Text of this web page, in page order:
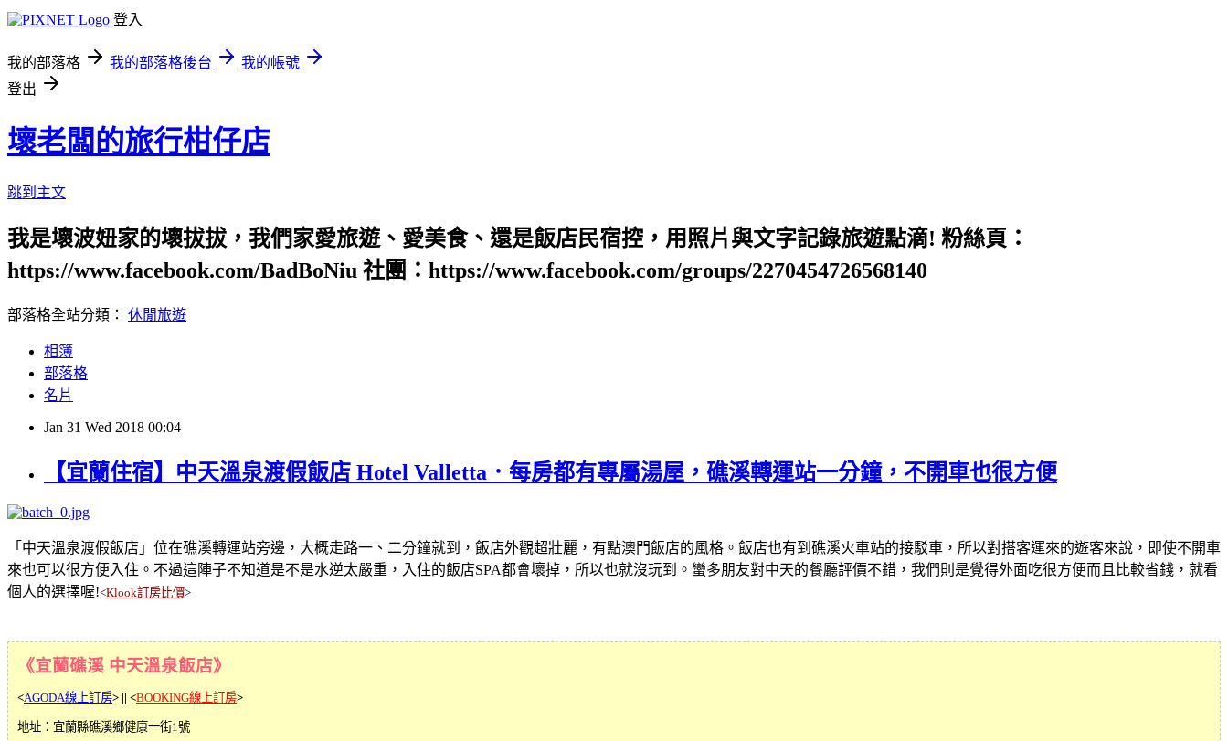
登入
我的部落格 我的部落格後台
我的帳號
登出
壞老闆的旅行柑仔店
跳到主文
我是壞波妞家的壞拔拔，我們家愛旅遊、愛美食、還是飯店民宿控，用照片與文字記錄旅遊點滴! 粉絲頁：
https://www.facebook.com/BadBoNiu 社團：https://www.facebook.com/groups/2270454726568140
部落格全站分類： 休閒旅遊
相簿
部落格
名片
Jan 31 Wed 2018 00:04
【宜蘭住宿】中天溫泉渡假飯店 Hotel Valletta．每房都有專屬湯屋，礁溪轉運站一分鐘，不開車也很方便
「中天溫泉渡假飯店」位在礁溪轉運站旁邊，大概走路一、二分鐘就到，飯店外觀超壯麗，有點澳門飯店的風格。飯店也有到礁溪火車站的接駁車，所以對搭客運來的遊客來說，即使不開車
來也可以很方便入住。不過這陣子不知道是不是水逆太嚴重，入住的飯店SPA都會壞掉，所以也就沒玩到。蠻多朋友對中天的餐廳評價不錯，我們則是覺得外面吃很方便而且比較省錢，就看
個人的選擇喔!<Klook訂房比價>
《宜蘭礁溪 中天溫泉飯店》
<AGODA線上訂房> || <BOOKING線上訂房>
地址：宜蘭縣礁溪鄉健康一街1號